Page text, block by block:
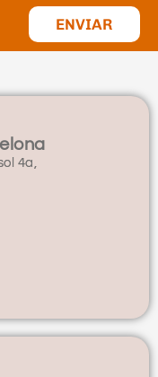
ENVIAR
4a,